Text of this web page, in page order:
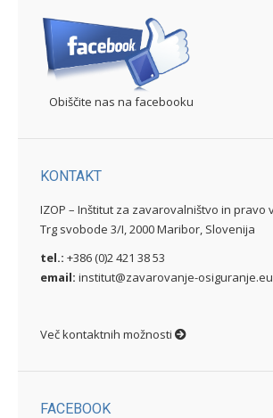
Obiščite nas na facebooku
KONTAKT
IZOP – Inštitut za zavarovalništvo in pravo
Trg svobode 3/I, 2000 Maribor, Slovenija
tel.: +386 (0)2 421 38 53
email: institut@zavarovanje-osiguranje.eu
Več kontaktnih možnosti
FACEBOOK